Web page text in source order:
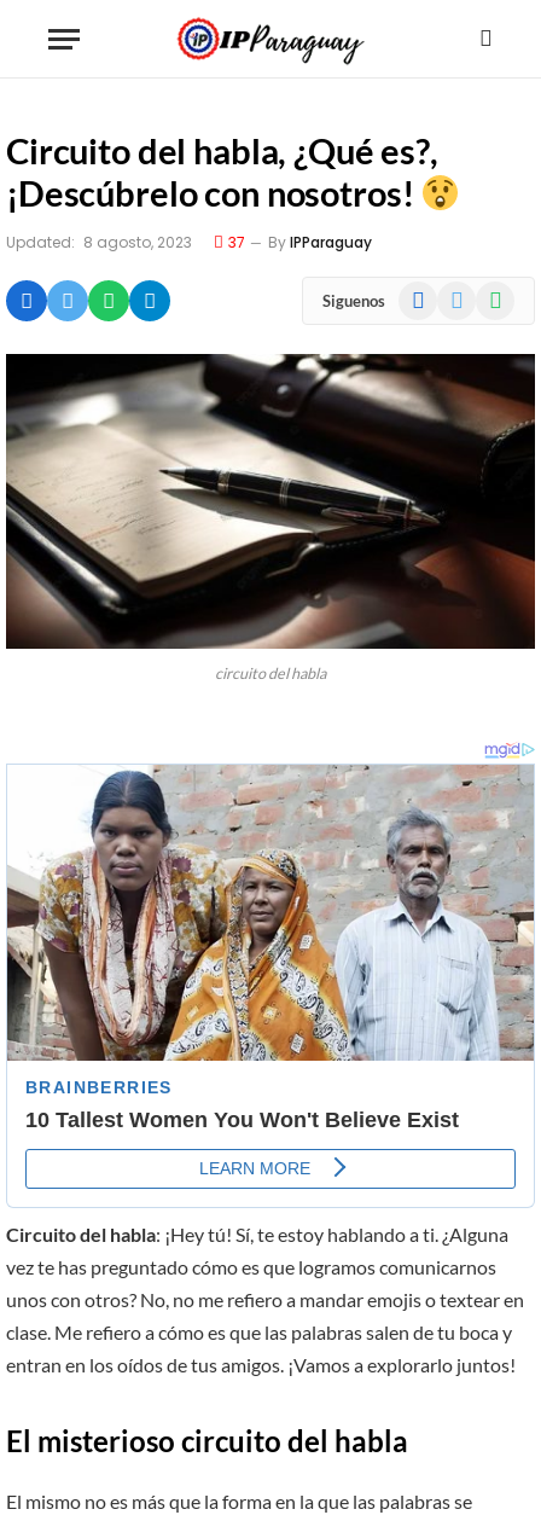
Circuito del habla, ¿Qué es?,
¡Descúbrelo con nosotros!
Updated: 8 agosto, 2023 37 ByIPParaguay
Siguenos Facebook
circuito del habla
Circuito del habla: ¡Hey tú! Sí, te estoy hablando a ti. ¿Alguna
vez te has preguntado cómo es que logramos comunicarnos
unos con otros? No, no me refiero a mandar emojis o textear en
clase. Me refiero a cómo es que las palabras salen de tu boca y
entran en los oídos de tus amigos. ¡Vamos a explorarlo juntos!
El misterioso circuito del habla
El mismo no es más que la forma en la que las palabras se